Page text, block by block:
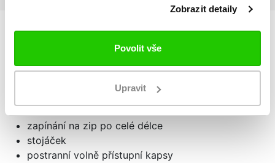
Zobrazit detaily
Povolit vše
Upravit
Podrobnostio produktu
Pánská mikina 222 BANDA ANNISTON SLIM
zapínání na zip po celé délce
stojáček
postranní volně přístupní kapsy